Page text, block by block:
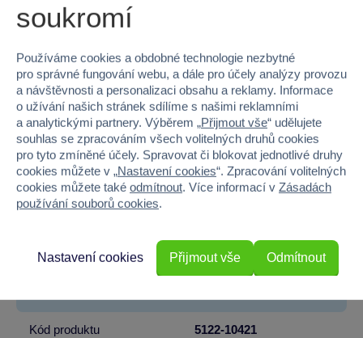
LEGO® DUPLO® Náklaďák je ideální pro batolata a malé děti,
ať už chlapce nebo dívky. Perfektní volba pro hraní doma
Pořiďte svému dítěti LEGO® DUPLO® Náklaďák s abecedou
a rozviňte jeho kreativitu a znalosti již dnes!
U našich hraček garantujemekvalitu a bezpečnost.
Kategorie
LEGO® DUPLO® LEGO®
Parametry produktu
Kód produktu 5122-10421
soukromí
Používáme cookies a obdobné technologie nezbytné
pro správné fungování webu, a dále pro účely analýzy provozu
a návštěvnosti a personalizaci obsahu a reklamy. Informace
o užívání našich stránek sdílíme s našimi reklamními
a analytickými partnery. Výběrem „Přijmout vše“ udělujete
souhlas se zpracováním všech volitelných druhů cookies
pro tyto zmíněné účely. Spravovat či blokovat jednotlivé druhy
cookies můžete v „Nastavení cookies“. Zpracování volitelných
cookies můžete také odmítnout. Více informací v Zásadách
používání souborů cookies.
Odmítnout
Nastavení cookies Přijmout vše